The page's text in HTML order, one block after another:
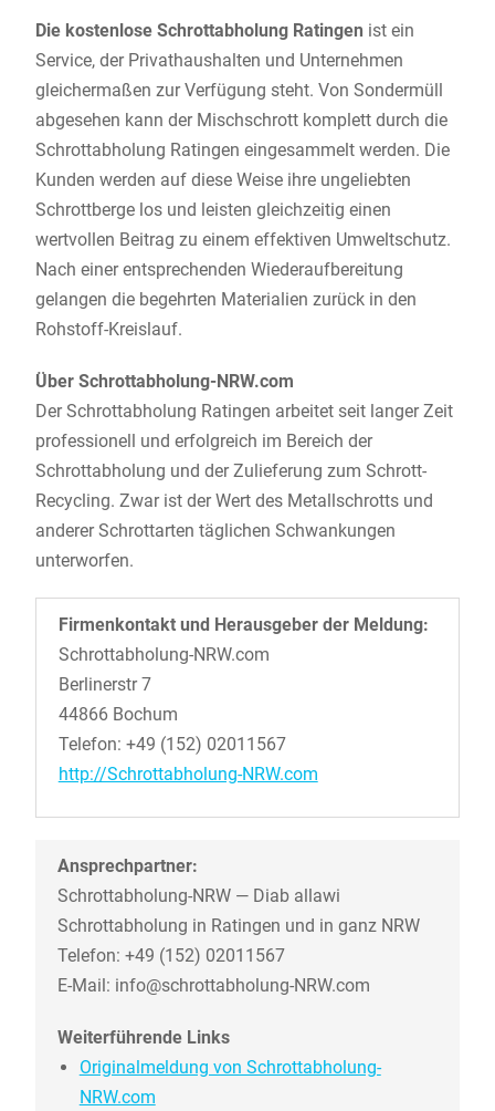
Die kostenlose Schrottabholung Ratingen ist ein
Service, der Privathaushalten und Unternehmen
gleichermaßen zur Verfügung steht. Von Sondermüll
abgesehen kann der Mischschrott komplett durch die
Schrottabholung Ratingen eingesammelt werden. Die
Kunden werden auf diese Weise ihre ungeliebten
Schrottberge los und leisten gleichzeitig einen
wertvollen Beitrag zu einem effektiven Umweltschutz.
Nach einer entsprechenden Wiederaufbereitung
gelangen die begehrten Materialien zurück in den
Rohstoff-Kreislauf.
Über Schrottabholung-NRW.com
Der Schrottabholung Ratingen arbeitet seit langer Zeit
professionell und erfolgreich im Bereich der
Schrottabholung und der Zulieferung zum Schrott-
Recycling. Zwar ist der Wert des Metallschrotts und
anderer Schrottarten täglichen Schwankungen
unterworfen.
Firmenkontakt und Herausgeber der Meldung:
Schrottabholung-NRW.com
Berlinerstr 7
44866 Bochum
Telefon: +49 (152) 02011567
http://Schrottabholung-NRW.com
Ansprechpartner:
Schrottabholung-NRW — Diab allawi
Schrottabholung in Ratingen und in ganz NRW
Telefon: +49 (152) 02011567
E-Mail: info@schrottabholung-NRW.com
Weiterführende Links
Originalmeldung von Schrottabholung-
NRW.com